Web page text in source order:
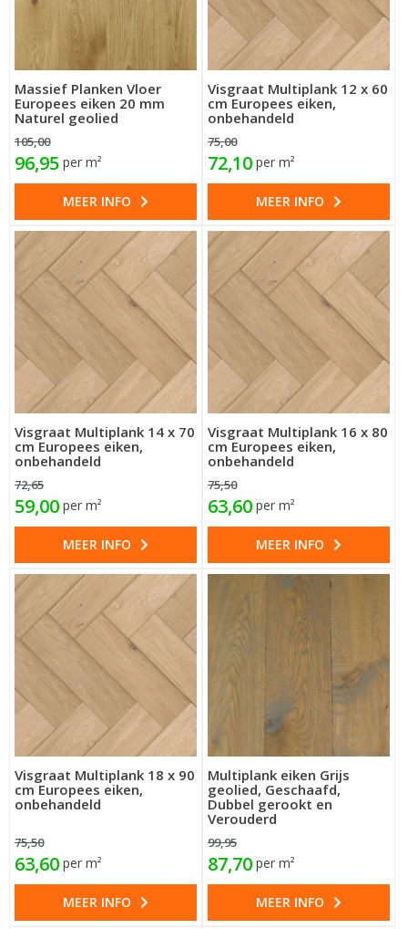
Massief Planken Vloer
Europees eiken 20 mm
Naturel geolied
105,00
96,95 per m²
MEER INFO
Visgraat Multiplank 12 x 60
cm Europees eiken,
onbehandeld
75,00
72,10 per m²
MEER INFO
Visgraat Multiplank 14 x 70
cm Europees eiken,
onbehandeld
72,65
59,00 per m²
MEER INFO
Visgraat Multiplank 16 x 80
cm Europees eiken,
onbehandeld
75,50
63,60 per m²
MEER INFO
Visgraat Multiplank 18 x 90
cm Europees eiken,
onbehandeld
75,50
63,60 per m²
MEER INFO
Multiplank eiken Grijs
geolied, Geschaafd,
Dubbel gerookt en
Verouderd
99,95
87,70 per m²
MEER INFO